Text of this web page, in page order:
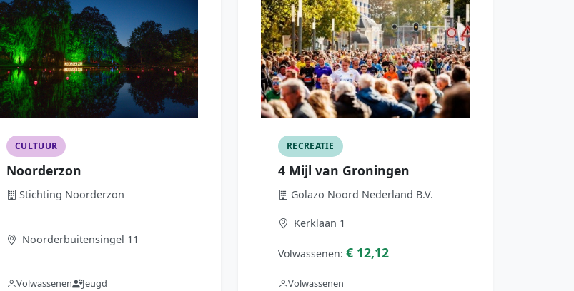
CULTUUR
Noorderzon
Stichting Noorderzon
Noorderbuitensingel 11
Volwassenen Jeugd
RECREATIE
4 Mijl van Groningen
Golazo Noord Nederland B.V.
Kerklaan 1
Volwassenen: € 12,12
Volwassenen